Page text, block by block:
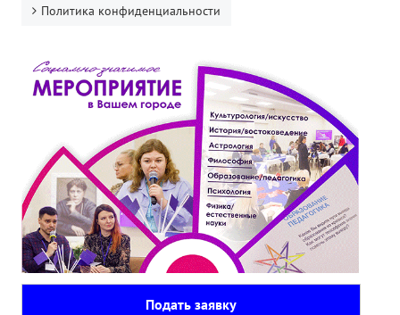
Политика конфиденциальности
Подать заявку